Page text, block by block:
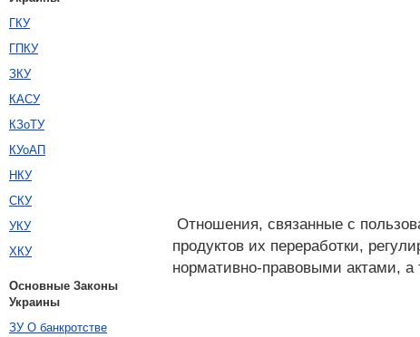
Отношения, связанные с
продуктов их переработки,
нормативно-правовыми актами,
ГКУ
ГПКУ
ЗКУ
КАСУ
КЗоТУ
КУоАП
НКУ
СКУ
УКУ
ХКУ
Основные Законы
Украины
ЗУ О банкротстве